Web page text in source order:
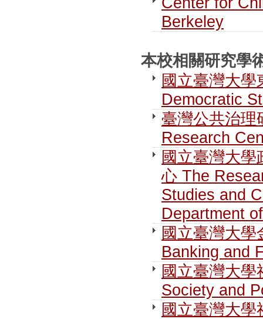
Berkeley
本校相關研究
國立臺灣大
Democratic
臺灣公共治理
Research
國立臺灣大
心 The
Studies and
Department
國立臺灣大
Banking and
國立臺灣大
Society and
國立臺灣大